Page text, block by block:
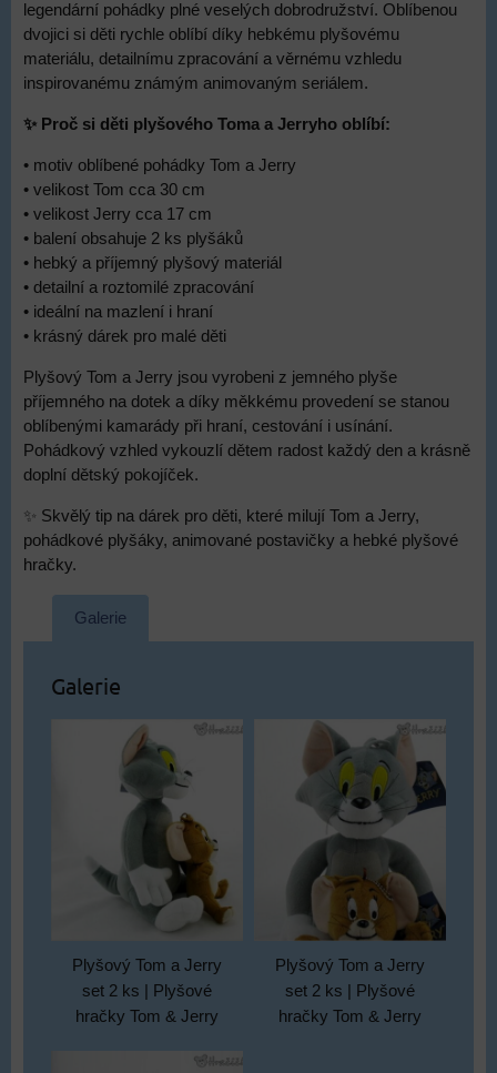
legendární pohádky plné veselých dobrodružství. Oblíbenou
dvojici si děti rychle oblíbí díky hebkému plyšovému
materiálu, detailnímu zpracování a věrnému vzhledu
inspirovanému známým animovaným seriálem.
✨ Proč si děti plyšového Toma a Jerryho oblíbí:
• motiv oblíbené pohádky Tom a Jerry
• velikost Tom cca 30 cm
• velikost Jerry cca 17 cm
• balení obsahuje 2 ks plyšáků
• hebký a příjemný plyšový materiál
• detailní a roztomilé zpracování
• ideální na mazlení i hraní
• krásný dárek pro malé děti
Plyšový Tom a Jerry jsou vyrobeni z jemného plyše
příjemného na dotek a díky měkkému provedení se stanou
oblíbenými kamarády při hraní, cestování i usínání.
Pohádkový vzhled vykouzlí dětem radost každý den a krásně
doplní dětský pokojíček.
✨ Skvělý tip na dárek pro děti, které milují Tom a Jerry,
pohádkové plyšáky, animované postavičky a hebké plyšové
hračky.
Galerie
Galerie
Plyšový Tom a Jerry
set 2 ks | Plyšové
hračky Tom & Jerry
Plyšový Tom a Jerry
set 2 ks | Plyšové
hračky Tom & Jerry